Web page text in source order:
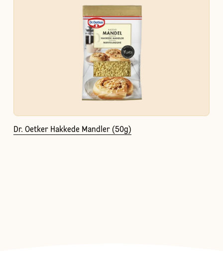
Dr. Oetker Hakkede Mandler (50g)